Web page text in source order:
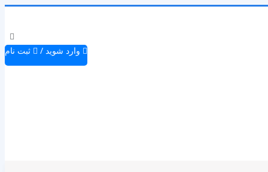
وارد شوید / ثبت نام